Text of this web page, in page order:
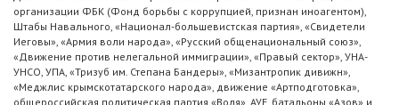
организации ФБК (Фонд борьбы с коррупцией, признан иноагентом),
Штабы Навального, «Национал-большевистская партия», «Свидетели
Иеговы», «Армия воли народа», «Русский общенациональный союз»,
«Движение против нелегальной иммиграции», «Правый сектор», УНА-
УНСО, УПА, «Тризуб им. Степана Бандеры», «Мизантропик дивижн»,
«Меджлис крымскотатарского народа», движение «Артподготовка»,
общероссийская политическая партия «Воля», АУЕ, батальоны «Азов» и